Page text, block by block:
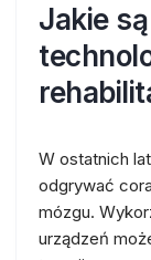
Jakie
W ostatnich
odgrywać
mózgu.
urządzeń